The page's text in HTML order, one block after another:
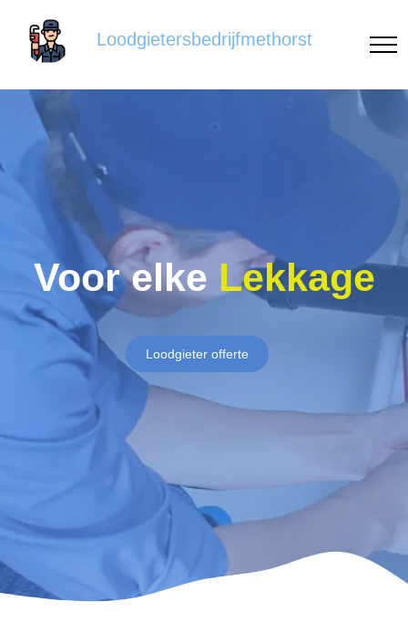
Loodgietersbedrijfmethorst
Voor elke Lekkage
Loodgieter offerte